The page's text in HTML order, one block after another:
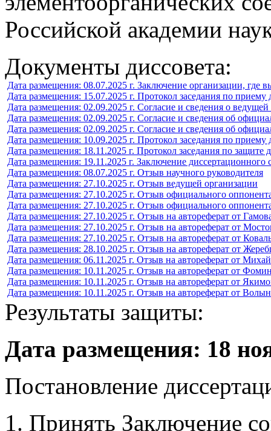
Российской академии
Документы диссовета:
Дата размещения: 08.07.2025 г. Заключение организации, где
Дата размещения: 15.07.2025 г. Протокол заседания по
Дата размещения: 02.09.2025 г. Согласие и сведения о
Дата размещения: 02.09.2025 г. Согласие и сведения об
Дата размещения: 02.09.2025 г. Согласие и сведения об
Дата размещения: 10.09.2025 г. Протокол заседания по приему
Дата размещения: 18.11.2025 г. Протокол заседания по защите
Дата размещения: 19.11.2025 г. Заключение диссертационного
Дата размещения: 08.07.2025 г. Отзыв научного руководителя
Дата размещения: 27.10.2025 г. Отзыв ведущей организации
Дата размещения: 27.10.2025 г. Отзыв официального
Дата размещения: 27.10.2025 г. Отзыв официального
Дата размещения: 27.10.2025 г. Отзыв на автореферат от
Дата размещения: 27.10.2025 г. Отзыв на автореферат от
Дата размещения: 27.10.2025 г. Отзыв на автореферат от
Дата размещения: 28.10.2025 г. Отзыв на автореферат от
Дата размещения: 06.11.2025 г. Отзыв на автореферат от
Дата размещения: 10.11.2025 г. Отзыв на автореферат от
Дата размещения: 10.11.2025 г. Отзыв на автореферат от
Дата размещения: 10.11.2025 г. Отзыв на автореферат от
Результаты защиты:
Дата размещения: 18
Постановление
1. Принять Заключение